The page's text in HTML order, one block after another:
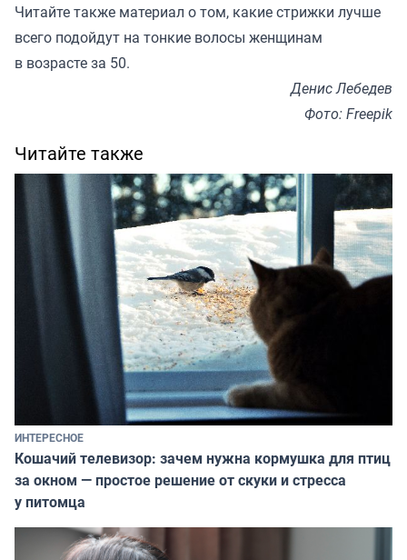
Читайте также материал о том, какие стрижки лучше
всего подойдут на тонкие волосы женщинам
в возрасте за 50.
Денис Лебедев
Фото: Freepik
Читайте также
ИНТЕРЕСНОЕ
Кошачий телевизор: зачем нужна кормушка для птиц
за окном — простое решение от скуки и стресса
у питомца